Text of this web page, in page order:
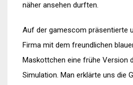
näher ansehen durften.
Auf der gamescom präsentierte
Firma mit dem freundlichen
Maskottchen eine frühe Version
Simulation. Man erklärte uns die